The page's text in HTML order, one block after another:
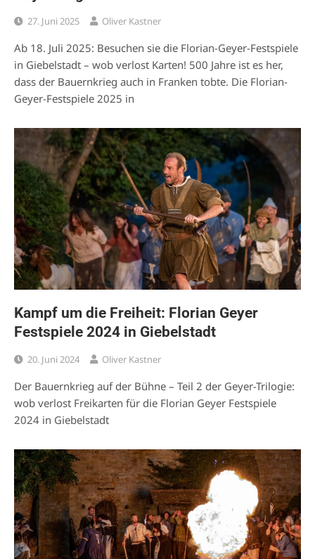
27. Juni 2025 Oliver Kastner
Ab 18. Juli 2025: Besuchen sie die Florian-Geyer-Festspiele
in Giebelstadt – wob verlost Karten! 500 Jahre ist es her,
dass der Bauernkrieg auch in Franken tobte. Die Florian-
Geyer-Festspiele 2025 in
Kampf um die Freiheit: Florian Geyer
Festspiele 2024 in Giebelstadt
20. Juni 2024 Oliver Kastner
Der Bauernkrieg auf der Bühne – Teil 2 der Geyer-Trilogie:
wob verlost Freikarten für die Florian Geyer Festspiele
2024 in Giebelstadt